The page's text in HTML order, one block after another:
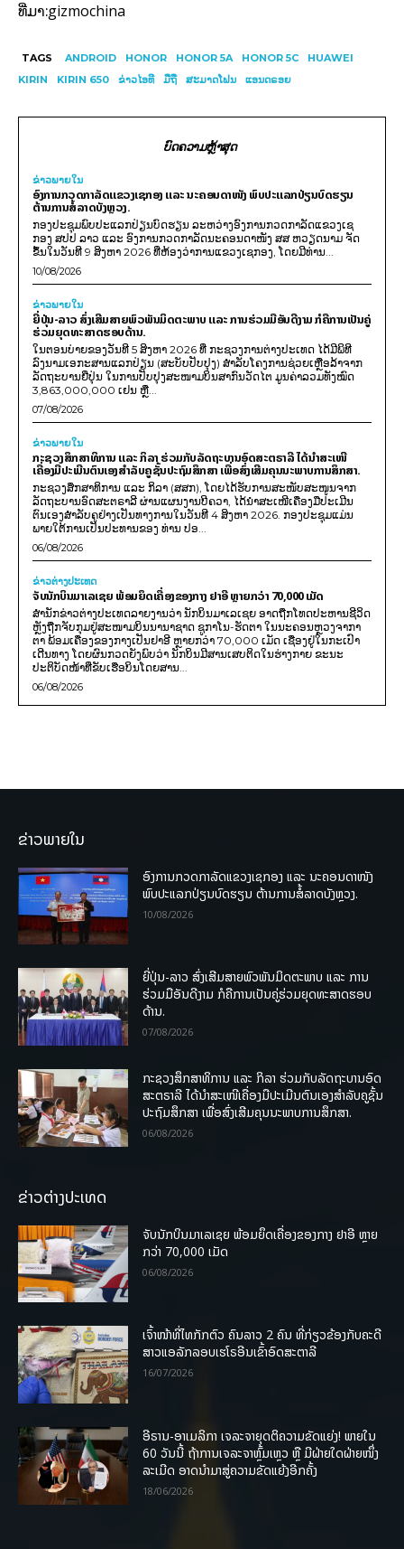
ທີ່ມາ:gizmochina
TAGS ANDROID HONOR HONOR 5A HONOR 5C
HUAWEI
KIRIN
KIRIN 650 ຂ່າວໄອທີ ມືຖື ສະມາດໂຟນ ແອນດຣອຍ
ບົດຄວາມຫຼ້າສຸດ
ຂ່າວພາຍ​ໃນ
ອົງການກວດກາລັດແຂວງເຊກອງ ແລະ ນະຄອນດາໜັງ ພົບປະແລກປ່ຽນບົດຮຽນ
ຕ້ານການສໍ້ລາດບັງຫຼວງ.
ກອງປະຊຸມພົບປະແລກປ່ຽນບົດຮຽນ ລະຫວ່າງອົງການກວດກາລັດແຂວງເຊ
ກອງ ສປປ ລາວ ແລະ ອົງການກວດກາລັດນະຄອນດາໜັງ ສສ ຫວຽດນາມ ຈັດ
ຂຶ້ນໃນວັນທີ 9 ສິງຫາ 2026 ທີ່ຫ້ອງວ່າການແຂວງເຊກອງ, ໂດຍມີທ່ານ...
10/08/2026
ຂ່າວພາຍ​ໃນ
ຍີ່ປຸ່ນ-ລາວ ສົ່ງເສີມສາຍພົວພັນມິດຕະພາບ ແລະ ການຮ່ວມມືອັນດີງາມ ກໍຄືການເປັນຄູ່
ຮ່ວມຍຸດທະສາດຮອບດ້ານ.
ໃນຕອນບ່າຍຂອງວັນທີ 5 ສິງຫາ 2026 ທີ່ ກະຊວງການຕ່າງປະເທດ ໄດ້ມີພິທີ
ລົງນາມເອກະສານແລກປ່ຽນ (ສະບັບປັບປຸງ) ສໍາລັບໂຄງການຊ່ວຍເຫຼືອລ້າຈາກ
ລັດຖະບານຍີ່ປຸ່ນ ໃນການປັບປຸງສະໜາມບິນສາກົນວັດໄຕ ມູນຄ່າລວມທັງໝົດ
3,863,000,000 ເຢນ ຫຼື...
07/08/2026
ຂ່າວພາຍ​ໃນ
ກະຊວງສຶກສາທິການ ແລະ ກິລາ ຮ່ວມກັບລັດຖະບານອົດສະຕຣາລີ ໄດ້ນຳສະເໜີ
ເຄື່ອງມືປະເມີນຕົນເອງສຳລັບຄູຊັ້ນປະຖົມສຶກສາ ເພື່ອສົ່ງເສີມຄຸນນະພາບການສຶກສາ.
ກະຊວງສຶກສາທິການ ແລະ ກິລາ (ສສກ), ໂດຍໄດ້ຮັບການສະໜັບສະໜູນຈາກ
ລັດຖະບານອົດສະຕຣາລີ ຜ່ານແຜນງານບີຄວາ, ໄດ້ນຳສະເໜີເຄື່ອງມືປະເມີນ
ຕົນເອງສຳລັບຄູຢ່າງເປັນທາງການໃນວັນທີ 4 ສິງຫາ 2026. ກອງປະຊຸມແມ່ນ
ພາຍໃຕ້ການເປັນປະທານຂອງ ທ່ານ ປອ...
06/08/2026
ຂ່າວຕ່າງປະເທດ
ຈັບນັກບິນມາເລເຊຍ ພ້ອມຍຶດເຄື່ອງຂອງກາງ ຢາອີ ຫຼາຍກວ່າ 70,000 ເມັດ
ສຳນັກຂ່າວຕ່າງປະເທດລາຍງານວ່າ ນັກບິນມາເລເຊຍ ອາດຖືກໂທດປະຫານຊີວິດ
ຫຼັງຖືກຈັບກຸມຢູ່ສະໜາມບິນນານາຊາດ ຊູກາໂນ-ຮັດຕາ ໃນນະຄອນຫຼວງຈາກາ
ຕາ ພ້ອມເຄື່ອງຂອງກາງເປັນຢາອີ ຫຼາຍກວ່າ 70,000 ເມັດ ເຊື່ອງຢູ່ໃນກະເປົາ
ເດີນທາງ ໂດຍຜົນກວດຍັງພົບວ່າ ນັກບິນມີສານເສບຕິດໃນຮ່າງກາຍ ຂະນະ
ປະຕິບັດໜ້າທີ່ຂັບເຮືອບິນໂດຍສານ...
06/08/2026
ຂ່າວພາຍໃນ
ອົງການກວດກາລັດແຂວງເຊກອງ ແລະ ນະຄອນດາໜັງ
ພົບປະແລກປ່ຽນບົດຮຽນ ຕ້ານການສໍ້ລາດບັງຫຼວງ.
10/08/2026
ຍີ່ປຸ່ນ-ລາວ ສົ່ງເສີມສາຍພົວພັນມິດຕະພາບ ແລະ ການ
ຮ່ວມມືອັນດີງາມ ກໍຄືການເປັນຄູ່ຮ່ວມຍຸດທະສາດຮອບ
ດ້ານ.
07/08/2026
ກະຊວງສຶກສາທິການ ແລະ ກິລາ ຮ່ວມກັບລັດຖະບານອົດ
ສະຕຣາລີ ໄດ້ນຳສະເໜີເຄື່ອງມືປະເມີນຕົນເອງສຳລັບຄູຊັ້ນ
ປະຖົມສຶກສາ ເພື່ອສົ່ງເສີມຄຸນນະພາບການສຶກສາ.
06/08/2026
ຂ່າວຕ່າງປະເທດ
ຈັບນັກບິນມາເລເຊຍ ພ້ອມຍຶດເຄື່ອງຂອງກາງ ຢາອີ ຫຼາຍ
ກວ່າ 70,000 ເມັດ
06/08/2026
ເຈົ້າໜ້າທີ່ໄທກັກຕົວ ຄົນລາວ 2 ຄົນ ທີ່ກ່ຽວຂ້ອງກັບຄະດີ
ສາວແອລັກລອບເຮໂຣອີນເຂົ້າອົດສະຕາລີ
16/07/2026
ອີຣານ-ອາເມລິກາ ເຈລະຈາຍຸດຕິຄວາມຂັດແຍ່ງ! ພາຍໃນ
60 ວັນນີ້ ຖ້າການເຈລະຈາຫຼົ້ມເຫຼວ ຫຼື ມີຝ່າຍໃດຝ່າຍໜຶ່ງ
ລະເມີດ ອາດນໍາມາສູ່ຄວາມຂັດແຍ້ງອີກຄັ້ງ
18/06/2026